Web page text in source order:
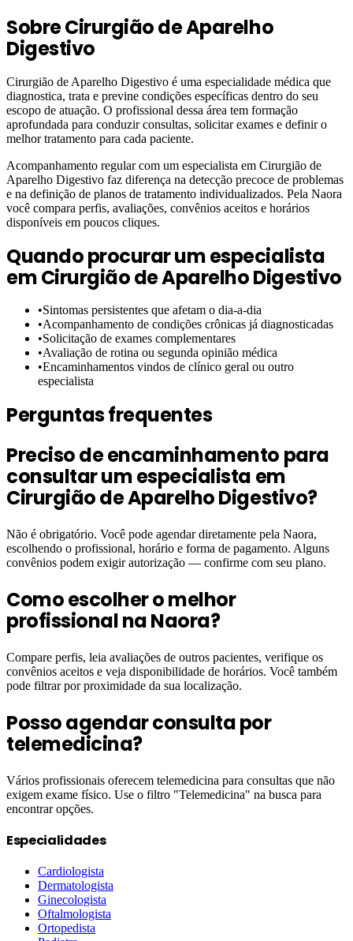
SobreCirurgião de Aparelho
Digestivo
Cirurgião de Aparelho Digestivo é uma especialidade médica que
diagnostica, trata e previne condições específicas dentro do seu
escopo de atuação. O profissional dessa área tem formação
aprofundada para conduzir consultas, solicitar exames e definir o
melhor tratamento para cada paciente.
Acompanhamento regular com um especialista em Cirurgião de
Aparelho Digestivo faz diferença na detecção precoce de problemas
e na definição de planos de tratamento individualizados. Pela Naora
você compara perfis, avaliações, convênios aceitos e horários
disponíveis em poucos cliques.
Quando procurar um especialista
emCirurgião de Aparelho Digestivo
•Sintomas persistentes que afetam o dia-a-dia
•Acompanhamento de condições crônicas já diagnosticadas
•Solicitação de exames complementares
•Avaliação de rotina ou segunda opinião médica
•Encaminhamentos vindos de clínico geral ou outro
especialista
Perguntas frequentes
Preciso de encaminhamento para
consultar um especialista em
Cirurgião de Aparelho Digestivo?
Não é obrigatório. Você pode agendar diretamente pela Naora,
escolhendo o profissional, horário e forma de pagamento. Alguns
convênios podem exigir autorização — confirme com seu plano.
Como escolher o melhor
profissional na Naora?
Compare perfis, leia avaliações de outros pacientes, verifique os
convênios aceitos e veja disponibilidade de horários. Você também
pode filtrar por proximidade da sua localização.
Posso agendar consulta por
telemedicina?
Vários profissionais oferecem telemedicina para consultas que não
exigem exame físico. Use o filtro "Telemedicina" na busca para
encontrar opções.
Especialidades
Cardiologista
Dermatologista
Ginecologista
Oftalmologista
Ortopedista